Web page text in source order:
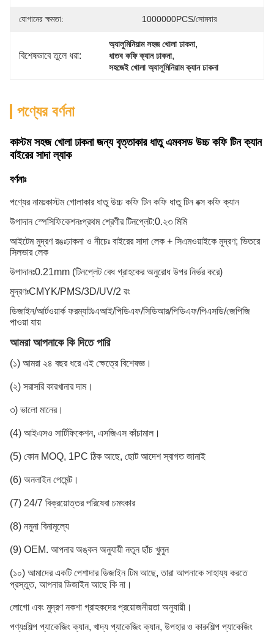
যোগানের ক্ষমতা: 1000000PCS/সোমবার
বিশেষভাবে তুলে ধরা:
অ্যালুমিনিয়াম সহজ খোলা ঢাকনা,
ধাতব কফি ক্যান ঢাকনা,
সহজেই খোলা অ্যালুমিনিয়াম ক্যান ঢাকনা
পণ্যের বর্ণনা
কাস্টম সহজ খোলা ঢাকনা জন্য বৃত্তাকার ধাতু এমবসড উচ্চ কফি টিন ক্যান
বাইরের সাদা ল্যাক
বর্ণনাঃ
পণ্যের নামঃকাস্টম গোলাকার ধাতু উচ্চ কফি টিন কফি ধাতু টিন বক্স কফি ক্যান
উপাদান স্পেসিফিকেশনঃপ্রথম শ্রেণীর টিনপ্লেট:0.২৩ মিমি
আইটেম মুদ্রণ রঙঃঢাকনা ও নীচেঃ বাইরের সাদা লেক + সিএমওয়াইকে মুদ্রণ; ভিতরে
সিলভার লেক
উপাদানঃ0.21mm (টিনপ্লেট বেধ গ্রাহকের অনুরোধ উপর নির্ভর করে)
মুদ্রণঃCMYK/PMS/3D/UV/2 রং
ডিজাইন/আর্টওয়ার্ক ফরম্যাটঃএআই/পিডিএফ/সিডিআর/পিডিএফ/পিএসডি/জেপিজি
পাওয়া যায়
আমরা আপনাকে কি দিতে পারি
(১) আমরা ২৪ বছর ধরে এই ক্ষেত্রে বিশেষজ্ঞ।
(২) সরাসরি কারখানার দাম।
৩) ভালো মানের।
(4) আইএসও সার্টিফিকেশন, এসজিএস কাঁচামাল।
(5) কোন MOQ, 1PC ঠিক আছে, ছোট আদেশ স্বাগত জানাই
(6) অনলাইন পেমেন্ট।
(7) 24/7 বিক্রয়োত্তর পরিষেবা চমৎকার
(8) নমুনা বিনামূল্যে
(9) OEM. আপনার অঙ্কন অনুযায়ী নতুন ছাঁচ খুলুন
(১০) আমাদের একটি পেশাদার ডিজাইন টিম আছে, তারা আপনাকে সাহায্য করতে
প্রস্তুত, আপনার ডিজাইন আছে কি না।
লোগো এবং মুদ্রণ নকশা গ্রাহকদের প্রয়োজনীয়তা অনুযায়ী।
পণ্যঃশিল্প প্যাকেজিং ক্যান, খাদ্য প্যাকেজিং ক্যান, উপহার ও কারুশিল্প প্যাকেজিং